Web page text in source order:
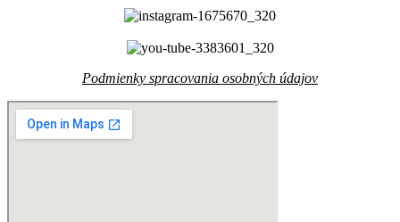
Podmienky spracovania osobných údajov